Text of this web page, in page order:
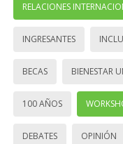
RELACIONES
INGRESANTES
BECAS BIENESTAR
100 AÑOS
DEBATES OPINIÓN